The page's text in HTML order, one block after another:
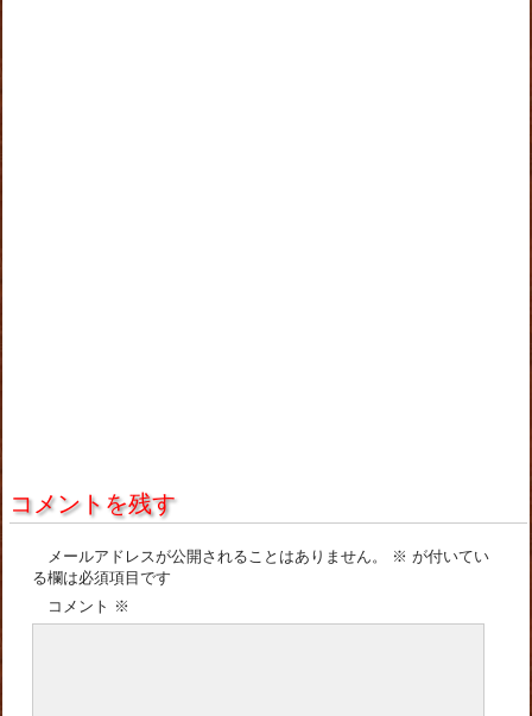
コメントを残す
メールアドレスが公開されることはありません。 ※ が付いてい
る欄は必須項目です
コメント ※